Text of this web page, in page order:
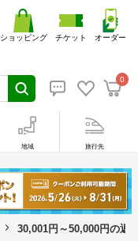
0
ショッピング チケット オーダー
地域 旅行先
30,001円～50,000円の返